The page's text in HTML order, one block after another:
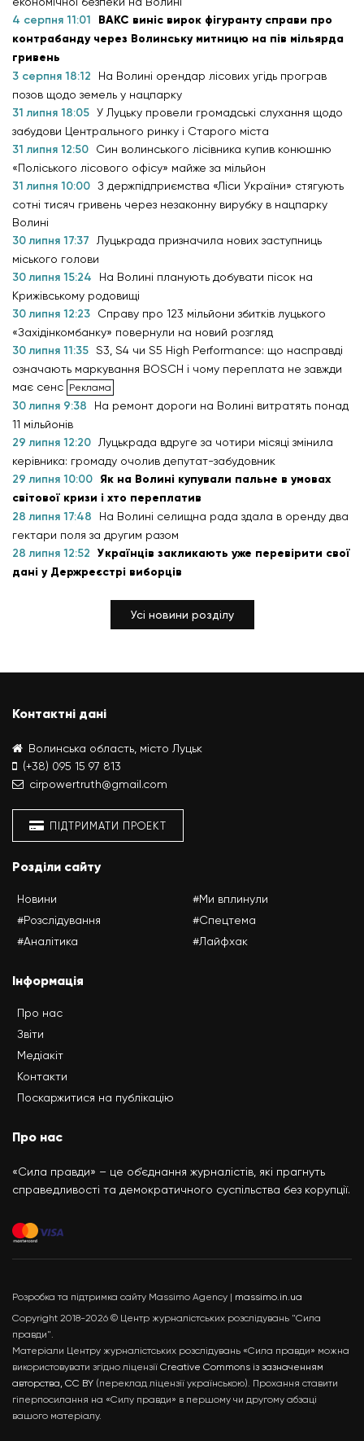
4 серпня 11:01
ВАКС виніс вирок фігуранту справи про
контрабанду через Волинську митницю на пів мільярда
гривень
3 серпня 18:12
На Волині орендар лісових угідь програв
позов щодо земель у нацпарку
31 липня 18:05 У Луцьку провели громадські слухання щодо
забудови Центрального ринку і Старого міста
31 липня 12:50
Син волинського лісівника купив конюшню
«Поліського лісового офісу» майже за мільйон
31 липня 10:00 З держпідприємства «Ліси України» стягують
сотні тисяч гривень через незаконну вирубку в нацпарку
Волині
30 липня 17:37
Луцькрада призначила нових заступниць
міського голови
30 липня 15:24
На Волині планують добувати пісок на
Крижівському родовищі
30 липня 12:23
Справу про 123 мільйони збитків луцького
«Західінкомбанку» повернули на новий розгляд
30 липня 11:35 S3, S4 чи S5 High Performance: що насправді
означають маркування BOSCH і чому переплата не завжди
має сенс
30 липня 9:38
На ремонт дороги на Волині витратять понад
11 мільйонів
29 липня 12:20
Луцькрада вдруге за чотири місяці змінила
керівника: громаду очолив депутат-забудовник
29 липня 10:00 Як на Волині купували пальне в умовах
світової кризи і хто переплатив
28 липня 17:48
На Волині селищна рада здала в оренду два
гектари поля за другим разом
28 липня 12:52 Українців закликають уже перевірити свої
дані у Держреєстрі виборців
Усі новини розділу
Контактні дані
Волинська область, місто Луцьк
(+38) 095 15 97 813
cirpowertruth@gmail.com
ПІДТРИМАТИ ПРОЕКТ
Розділи сайту
Новини
#Розслідування
#Аналітика
#Ми вплинули
#Спецтема
#Лайфхак
Інформація
Про нас
Звіти
Медіакіт
Контакти
Поскаржитися на публікацію
Про нас
«Сила правди» – це об’єднання журналістів, які прагнуть
справедливості та демократичного суспільства без корупції.
Розробка та підтримка сайту Massimo Agency | massimo.in.ua
Copyright 2018-2026 © Центр журналістських розслідувань "Сила
правди".
Матеріали Центру журналістських розслідувань «Сила правди» можна
використовувати згідно ліцензії Creative Commons із зазначенням
авторства, CC BY (переклад ліцензії українською). Прохання ставити
гіперпосилання на «Силу правди» в першому чи другому абзаці
вашого матеріалу.